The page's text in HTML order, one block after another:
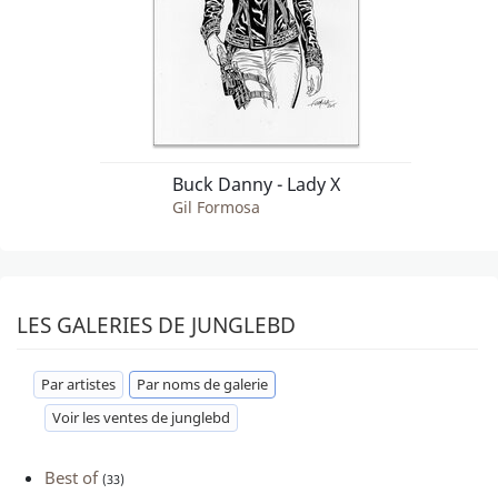
Buck Danny - Lady X
Gil Formosa
LES GALERIES DE JUNGLEBD
Par artistes
Par noms de galerie
Voir les ventes de junglebd
Best of (33)